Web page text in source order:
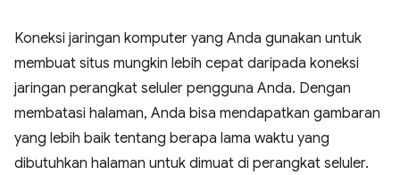
Koneksi jaringan komputer yang Anda gunakan untuk
membuat situs mungkin lebih cepat daripada koneksi
jaringan perangkat seluler pengguna Anda. Dengan
membatasi halaman, Anda bisa mendapatkan gambaran
yang lebih baik tentang berapa lama waktu yang
dibutuhkan halaman untuk dimuat di perangkat seluler.